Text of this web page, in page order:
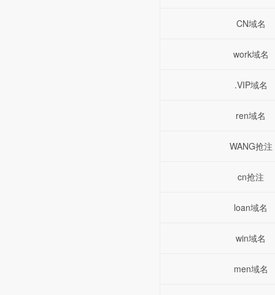
CN域名
work域名
.VIP域名
ren域名
WANG抢注
cn抢注
loan域名
win域名
men域名